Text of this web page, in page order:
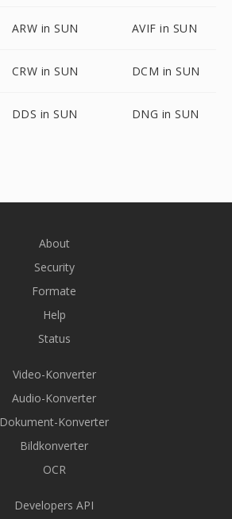
ARW in SUN AVIF in SUN
CRW in SUN DCM in SUN
DDS in SUN DNG in SUN
About
Security
Formate
Help
Status
Video-Konverter
Audio-Konverter
Dokument-Konverter
Bildkonverter
OCR
Developers API